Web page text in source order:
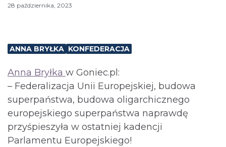
28 października, 2023
ANNA BRYŁKA KONFEDERACJA
Anna Bryłka w Goniec.pl:
– Federalizacja Unii Europejskiej, budowa
superpaństwa, budowa oligarchicznego
europejskiego superpaństwa naprawdę
przyśpieszyła w ostatniej kadencji
Parlamentu Europejskiego!